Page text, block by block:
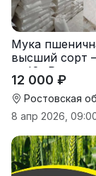
Мука
высший сорт
от Юг Руси
12 000 ₽
Ростовская
8 апр 2026,